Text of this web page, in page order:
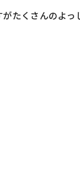
たくさんのよっ